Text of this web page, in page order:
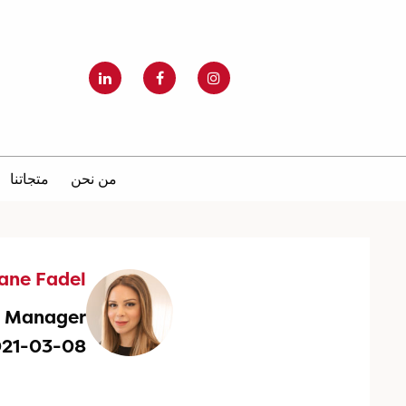
من نحن متجاتنا
Fadel
03-08